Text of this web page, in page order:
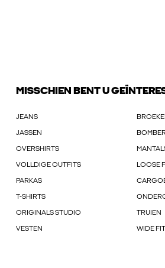
MISSCHIEN BENT U
JEANS
JASSEN
OVERSHIRTS
VOLLDIGE OUTFITS LOOSE
PARKAS
T-SHIRTS
ORIGINALS STUDIO TRUIEN
VESTEN WIDE